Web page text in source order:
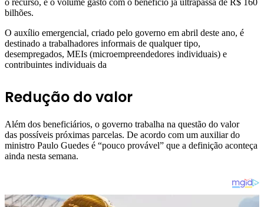
bilhões.
O auxílio emergencial, criado pelo governo em abril deste ano, é
destinado a trabalhadores informais de qualquer tipo,
desempregados, MEIs (microempreendedores individuais) e
contribuintes individuais da
Redução do valor
Além dos beneficiários, o governo trabalha na questão do valor
das possíveis próximas parcelas. De acordo com um auxiliar do
ministro Paulo Guedes é “pouco provável” que a definição aconteça
ainda nesta semana.